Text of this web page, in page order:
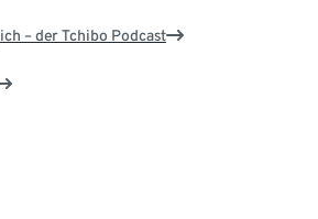
– der Tchibo Podcast